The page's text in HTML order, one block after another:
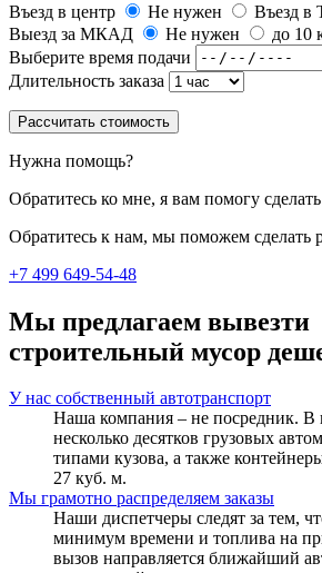
Въезд в центр
Не нужен
Въезд в
Выезд за МКАД
Не нужен до 10
Выберите время подачи
Длительность заказа
Рассчитать стоимость
Нужна помощь?
Обратитесь ко мне, я вам помогу
Обратитесь к нам, мы поможем сделать
+7 499 649-54-48
Мы предлагаем вывезти
строительный мусор
У нас собственный автотранспорт
Наша компания – не посредник. В
несколько десятков грузовых
типами кузова, а также
27 куб. м.
Мы грамотно распределяем заказы
Наши диспетчеры следят за тем,
минимум времени и топлива на
вызов направляется ближайший